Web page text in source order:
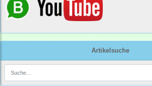
Artikelsuche